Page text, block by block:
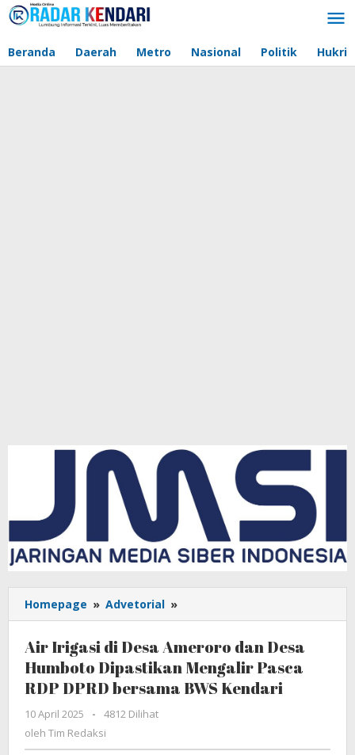
Lewati
ke
Beranda Daerah Metro Nasional Politik
Homepage » Advetorial »
Irigasi
Desa
Ameroro
dan
Air Irigasi di Desa Ameroro dan Desa
Humboto Dipastikan Mengalir Pasca
RDP DPRD bersama BWS Kendari
10 April 2025
oleh
Tim
-
4812 Dilihat
oleh Tim Redaksi